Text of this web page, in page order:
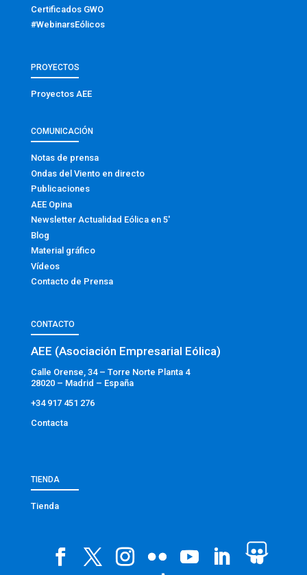
Certificados GWO
#WebinarsEólicos
PROYECTOS
Proyectos AEE
COMUNICACIÓN
Notas de prensa
Ondas del Viento en directo
Publicaciones
AEE Opina
Newsletter Actualidad Eólica en 5′
Blog
Material gráfico
Vídeos
Contacto de Prensa
CONTACTO
AEE (Asociación Empresarial Eólica)
Calle Orense, 34 – Torre Norte Planta 4
28020 – Madrid – España
+34 917 451 276
Contacta
TIENDA
Tienda